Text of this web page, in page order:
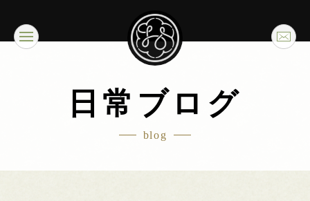
日常ブログ
blog